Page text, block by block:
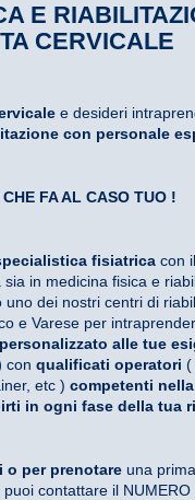
E
CERVICALE
e desideri
con personale
FA AL CASO TUO !
fisiatrica con
in medicina fisica e
dei nostri centri di
e Varese per
personalizzato alle tue
con qualificati operatori (
etc ) competenti
in ogni fase della tua
o per prenotare una
contattare il NUMERO